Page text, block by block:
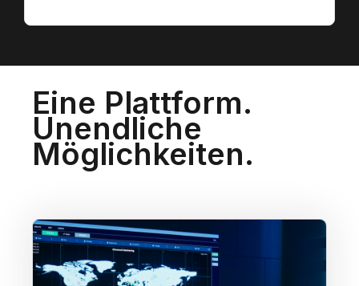
Eine Plattform.
Unendliche
Möglichkeiten.
Einsatzzentralen